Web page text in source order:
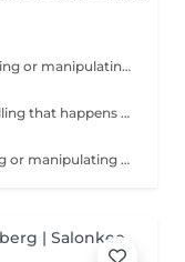
Keep your health! is the practice of kneading or manipulating a person's muscles and other soft-tissue in order to reduce stress, reduce muscle pain, increase relaxation and improve the work of the immune system. Benefits of getting a full body massage: - reduces stress - relaxing - improves blood circulation - improves body immune system How is full body massage done? - head and neck are massaged - shoulders and back are massaged - hands and arms are massaged - feet and legs are massaged - belly is massaged Age restrictions: there are no age restrictions for this procedure. Post procedure recommendations: do not do sport and any sharp movements 2-3 hours after the procedure. Frequency: 1-2 times per week, 10 times in total. Repeat once in 3-6 months.
Better health in just an hour! relieves swelling that happens when medical treatment or illness blocks your lymphatic system. Lymphatic drainage massage involves gently manipulating specific areas of your body to help lymph move to an area with working lymph vessels. Benefits of getting a lymphatic drainage massage: - improves body immune system - helps with post-injury swelling - eases tension in the body How is a lymphatic drainage massage done? - head and neck are massaged - shoulders and back are massaged - hands and arms are massaged - feet and legs are massaged - belly is massaged Age restrictions: there are no age restrictions for this procedure. Post procedure recommendations: do not do sport and any sharp movements 2-3 hours after the procedure. Frequency: 1-2 times per week, 10 times in total. Repeat once in 3-6 months.
Feel alive again! is the practice of kneading or manipulating a person's muscles and other soft-tissue in order to reduce stress, reduce muscle pain, increase relaxation and improve the work of the immune system. Benefits of getting a back health massage: - reduces stress - relaxing - improves blood circulation - improves body immune system How is massage back health done? - head and neck are massaged - shoulders and back are massaged - hands and arms are massaged Age restrictions: there are no age restrictions for this procedure. Post procedure recommendations: do not do sport and any sharp movements for 2-3 hours after the procedure. Frequency: 1-2 times per week, 10 times in total. Repeat once in 3-6 months.